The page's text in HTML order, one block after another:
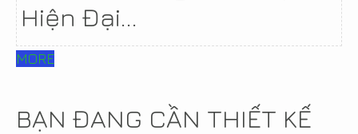
Hiện Đại...
MORE
BẠN ĐANG CẦN THIẾT KẾ